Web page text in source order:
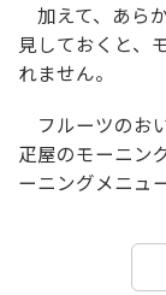
加えて、あら
見しておくと、
れません。
フルーツのお
疋屋のモーニン
ーニングメニュ